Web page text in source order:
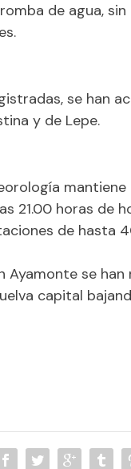
de agua,
se han
y de Lepe.
21.00 horas de
de hasta
Ayamonte se
capital